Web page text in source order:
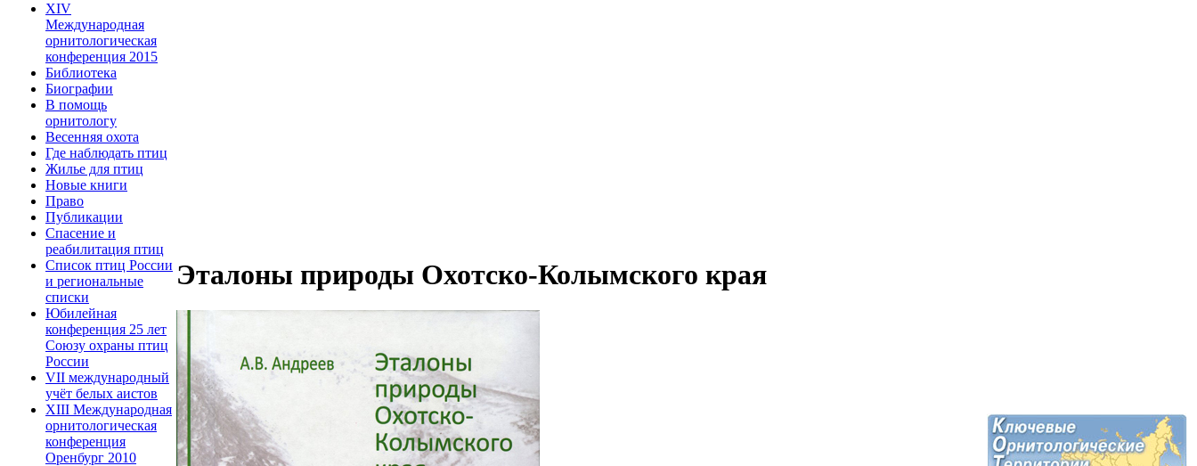
XIV
Международная
орнитологическая
конференция 2015
Библиотека
Биографии
В помощь
орнитологу
Весенняя охота
Где наблюдать птиц
Жилье для птиц
Новые книги
Право
Публикации
Спасение и
реабилитация птиц
Список птиц России
и региональные
списки
Юбилейная
конференция 25 лет
Союзу охраны птиц
России
VII международный
учёт белых аистов
XIII Международная
орнитологическая
конференция
Оренбург 2010
Эталоны природы Охотско-Колымского края